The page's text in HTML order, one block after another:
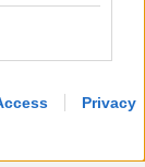
Privacy